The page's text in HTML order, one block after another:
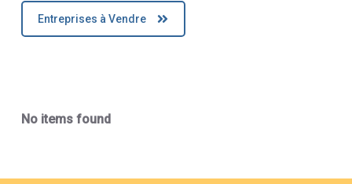
Entreprises à Vendre
No items found